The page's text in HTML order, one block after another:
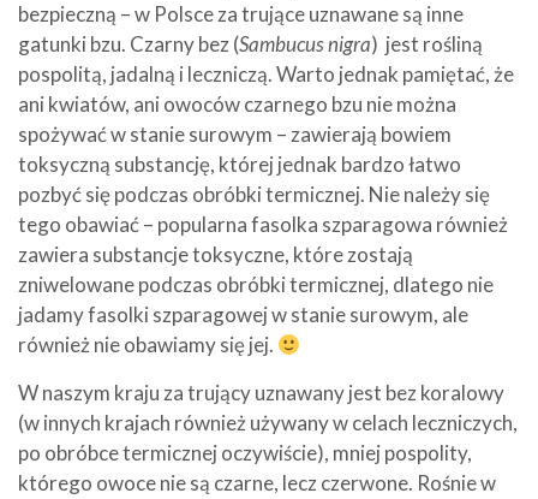
bezpieczną – w Polsce za trujące uznawane są inne
gatunki bzu. Czarny bez (Sambucus nigra) jest rośliną
pospolitą, jadalną i leczniczą. Warto jednak pamiętać, że
ani kwiatów, ani owoców czarnego bzu nie można
spożywać w stanie surowym – zawierają bowiem
toksyczną substancję, której jednak bardzo łatwo
pozbyć się podczas obróbki termicznej. Nie należy się
tego obawiać – popularna fasolka szparagowa również
zawiera substancje toksyczne, które zostają
zniwelowane podczas obróbki termicznej, dlatego nie
jadamy fasolki szparagowej w stanie surowym, ale
również nie obawiamy się jej.
W naszym kraju za trujący uznawany jest bez koralowy
(w innych krajach również używany w celach leczniczych,
po obróbce termicznej oczywiście), mniej pospolity,
którego owoce nie są czarne, lecz czerwone. Rośnie w